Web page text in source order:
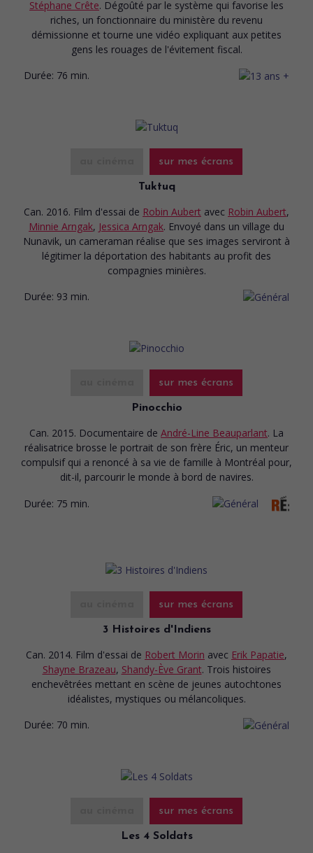
Stéphane Crête. Dégoûté par le système qui favorise les
riches, un fonctionnaire du ministère du revenu
démissionne et tourne une vidéo expliquant aux petites
gens les rouages de l'évitement fiscal.
Durée: 76 min.
sur mes écrans
Tuktuq
Can. 2016. Film d'essai de Robin Aubert avec Robin Aubert,
Minnie Arngak, Jessica Arngak. Envoyé dans un village du
Nunavik, un cameraman réalise que ses images serviront à
légitimer la déportation des habitants au profit des
compagnies minières.
Durée: 93 min.
sur mes écrans
Pinocchio
Can. 2015. Documentaire de André-Line Beauparlant. La
réalisatrice brosse le portrait de son frère Éric, un menteur
compulsif qui a renoncé à sa vie de famille à Montréal pour,
dit-il, parcourir le monde à bord de navires.
Durée: 75 min.
sur mes écrans
3 Histoires d'Indiens
Can. 2014. Film d'essai de Robert Morin avec Erik Papatie,
Shayne Brazeau, Shandy-Ève Grant. Trois histoires
enchevêtrées mettant en scène de jeunes autochtones
idéalistes, mystiques ou mélancoliques.
Durée: 70 min.
sur mes écrans
Les 4 Soldats